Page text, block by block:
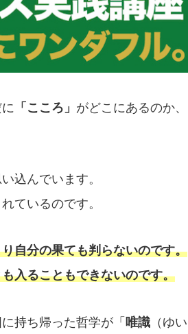
「こころ」 がどこにあるのか、
込んでいます。
ているのです。
自分の果ても判らないのです。
入ることもできないのです。
持ち帰った哲学が「 唯識 （ゆい